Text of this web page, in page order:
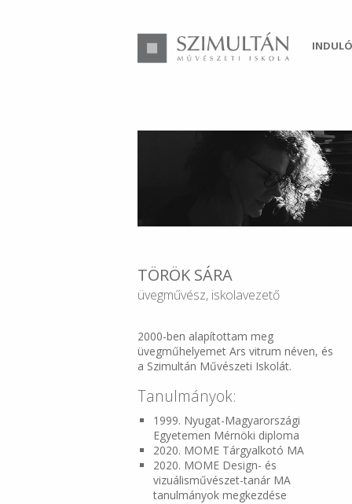
TÖRÖK SÁRA
üvegművész, iskolavezető
2000-ben alapítottam meg
üvegműhelyemet Ars vitrum néven, és
a Szimultán Művészeti Iskolát.
Tanulmányok:
1999. Nyugat-Magyarországi
Egyetemen Mérnöki diploma
2020. MOME Tárgyalkotó MA
2020. MOME Design- és
vizuálisművészet-tanár MA
tanulmányok megkezdése